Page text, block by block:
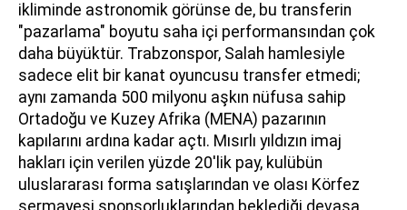
ikliminde astronomik görünse de, bu transferin
"pazarlama" boyutu saha içi performansından çok
daha büyüktür. Trabzonspor, Salah hamlesiyle
sadece elit bir kanat oyuncusu transfer etmedi;
aynı zamanda 500 milyonu aşkın nüfusa sahip
Ortadoğu ve Kuzey Afrika (MENA) pazarının
kapılarını ardına kadar açtı. Mısırlı yıldızın imaj
hakları için verilen yüzde 20'lik pay, kulübün
uluslararası forma satışlarından ve olası Körfez